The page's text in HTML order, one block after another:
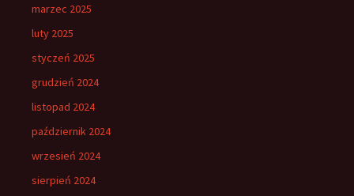
marzec 2025
luty 2025
styczeń 2025
grudzień 2024
listopad 2024
październik 2024
wrzesień 2024
sierpień 2024